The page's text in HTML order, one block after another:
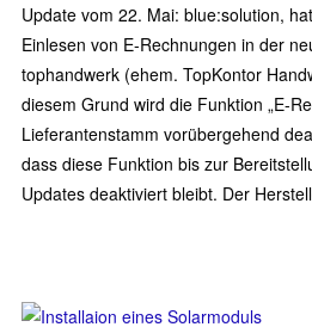
Update vom 22. Mai: blue:solution,
Einlesen von E-Rechnungen in der
tophandwerk (ehem. TopKontor
diesem Grund wird die Funktion „E-
Lieferantenstamm vorübergehend
dass diese Funktion bis zur
Updates deaktiviert bleibt. Der